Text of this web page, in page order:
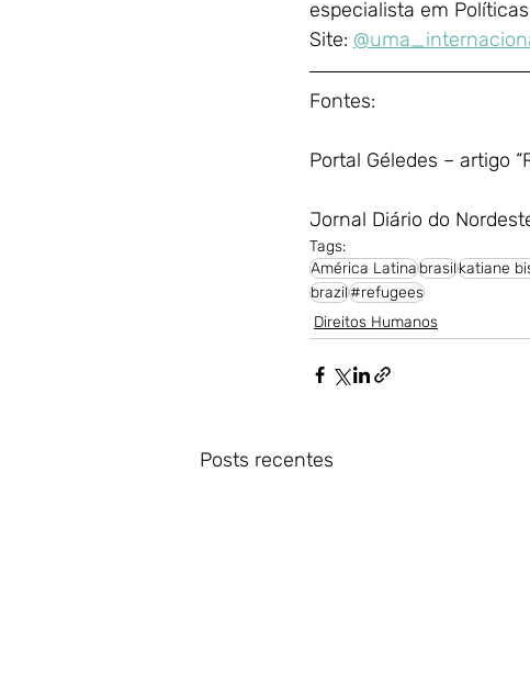
especialista em
Site:
Fontes:
Portal Géledes – artigo
Jornal Diário do
Tags:
América Latinabrasilkatiane
brazil#refugees
Direitos Humanos
Posts recentes